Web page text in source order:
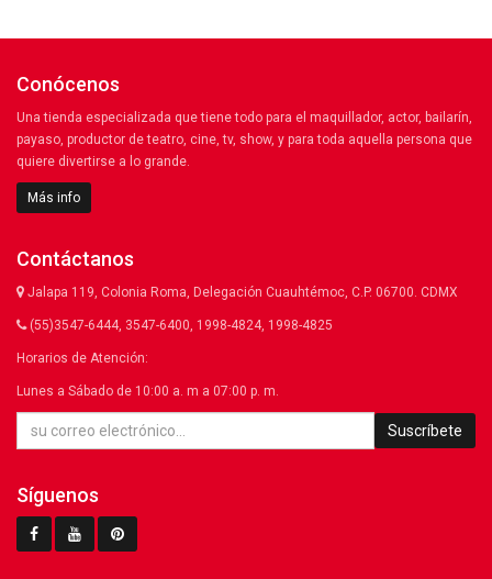
Conócenos
Una tienda especializada que tiene todo para el maquillador, actor, bailarín,
payaso, productor de teatro, cine, tv, show, y para toda aquella persona que
quiere divertirse a lo grande.
Más info
Contáctanos
Jalapa 119, Colonia Roma, Delegación Cuauhtémoc, C.P. 06700. CDMX
(55)3547-6444, 3547-6400, 1998-4824, 1998-4825
Horarios de Atención:
Lunes a Sábado de 10:00 a. m a 07:00 p. m.
Suscríbete
Síguenos